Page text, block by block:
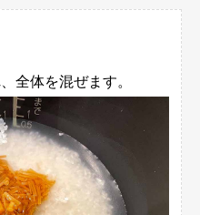
全体を混ぜます。